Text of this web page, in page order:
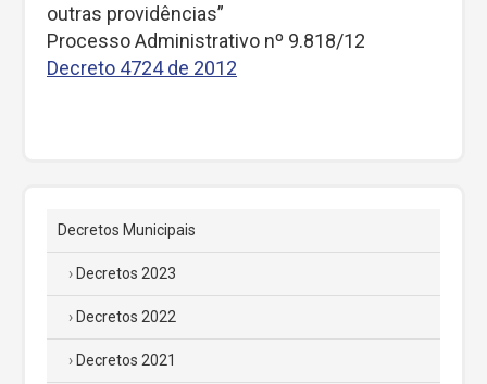
outras providências”
Processo Administrativo nº 9.818/12
Decreto 4724 de 2012
Decretos Municipais
Decretos 2023
Decretos 2022
Decretos 2021